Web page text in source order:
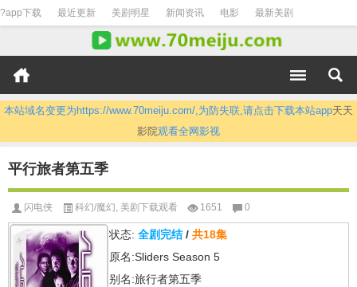
?app下载 最近更新 美剧明星 新闻资讯 电影 最新美剧
本站域名变更为https://www.70meiju.com/,为防失联,请点击下载本站app天天
影院观看全网影视
平行旅者第五季
闪电侠 科幻/魔幻, 美剧下载观看 1651 0
状态: 全剧完结/ 共18集
原名:Sliders Season 5
别名:旅行者第五季